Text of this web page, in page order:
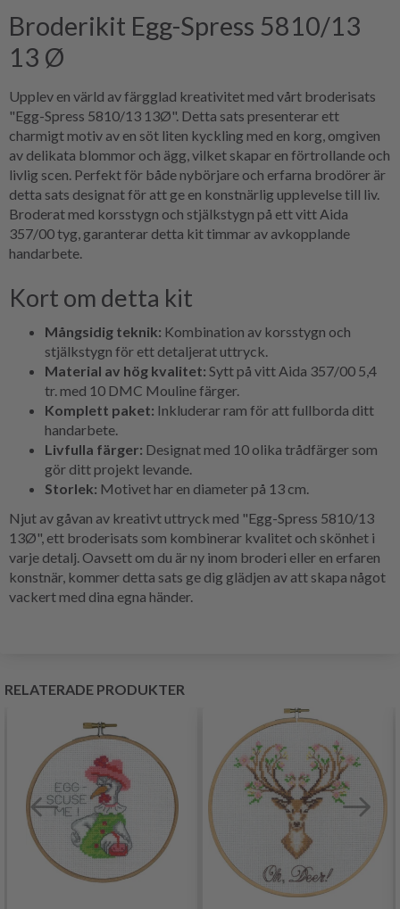
Broderikit Egg-Spress 5810/13
13 Ø
Upplev en värld av färgglad kreativitet med vårt broderisats
"Egg-Spress 5810/13 13Ø". Detta sats presenterar ett
charmigt motiv av en söt liten kyckling med en korg, omgiven
av delikata blommor och ägg, vilket skapar en förtrollande och
livlig scen. Perfekt för både nybörjare och erfarna brodörer är
detta sats designat för att ge en konstnärlig upplevelse till liv.
Broderat med korsstygn och stjälkstygn på ett vitt Aida
357/00 tyg, garanterar detta kit timmar av avkopplande
handarbete.
Kort om detta kit
Mångsidig teknik: Kombination av korsstygn och
stjälkstygn för ett detaljerat uttryck.
Material av hög kvalitet: Sytt på vitt Aida 357/00 5,4
tr. med 10 DMC Mouline färger.
Komplett paket: Inkluderar ram för att fullborda ditt
handarbete.
Livfulla färger: Designat med 10 olika trådfärger som
gör ditt projekt levande.
Storlek: Motivet har en diameter på 13 cm.
Njut av gåvan av kreativt uttryck med "Egg-Spress 5810/13
13Ø", ett broderisats som kombinerar kvalitet och skönhet i
varje detalj. Oavsett om du är ny inom broderi eller en erfaren
konstnär, kommer detta sats ge dig glädjen av att skapa något
vackert med dina egna händer.
RELATERADE PRODUKTER